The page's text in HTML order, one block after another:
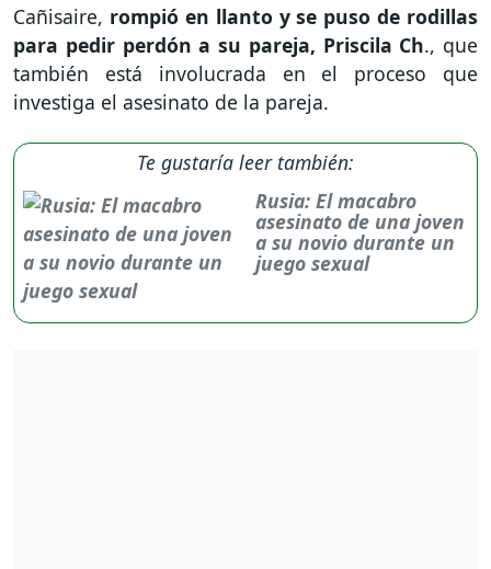
Cañisaire, rompió en llanto y se puso de rodillas
para pedir perdón a su pareja, Priscila Ch., que
también está involucrada en el proceso que
investiga el asesinato de la pareja.
Te gustaría leer también:
Rusia: El macabro
asesinato de una joven
a su novio durante un
juego sexual